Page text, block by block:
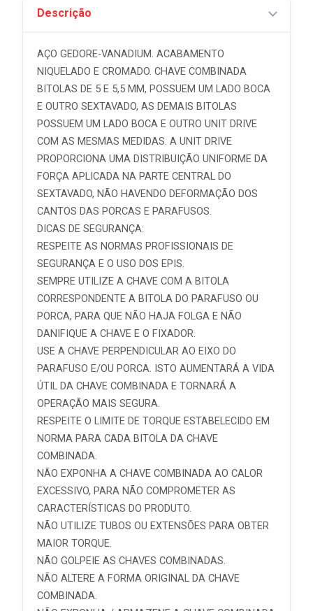
Descrição
AÇO GEDORE-VANADIUM. ACABAMENTO
NIQUELADO E CROMADO. CHAVE COMBINADA
BITOLAS DE 5 E 5,5 MM, POSSUEM UM LADO BOCA
E OUTRO SEXTAVADO, AS DEMAIS BITOLAS
POSSUEM UM LADO BOCA E OUTRO UNIT DRIVE
COM AS MESMAS MEDIDAS. A UNIT DRIVE
PROPORCIONA UMA DISTRIBUIÇÃO UNIFORME DA
FORÇA APLICADA NA PARTE CENTRAL DO
SEXTAVADO, NÃO HAVENDO DEFORMAÇÃO DOS
CANTOS DAS PORCAS E PARAFUSOS.
DICAS DE SEGURANÇA:
RESPEITE AS NORMAS PROFISSIONAIS DE
SEGURANÇA E O USO DOS EPIS.
SEMPRE UTILIZE A CHAVE COM A BITOLA
CORRESPONDENTE A BITOLA DO PARAFUSO OU
PORCA, PARA QUE NÃO HAJA FOLGA E NÃO
DANIFIQUE A CHAVE E O FIXADOR.
USE A CHAVE PERPENDICULAR AO EIXO DO
PARAFUSO E/OU PORCA. ISTO AUMENTARÁ A VIDA
ÚTIL DA CHAVE COMBINADA E TORNARÁ A
OPERAÇÃO MAIS SEGURA.
RESPEITE O LIMITE DE TORQUE ESTABELECIDO EM
NORMA PARA CADA BITOLA DA CHAVE
COMBINADA.
NÃO EXPONHA A CHAVE COMBINADA AO CALOR
EXCESSIVO, PARA NÃO COMPROMETER AS
CARACTERÍSTICAS DO PRODUTO.
NÃO UTILIZE TUBOS OU EXTENSÕES PARA OBTER
MAIOR TORQUE.
NÃO GOLPEIE AS CHAVES COMBINADAS.
NÃO ALTERE A FORMA ORIGINAL DA CHAVE
COMBINADA.